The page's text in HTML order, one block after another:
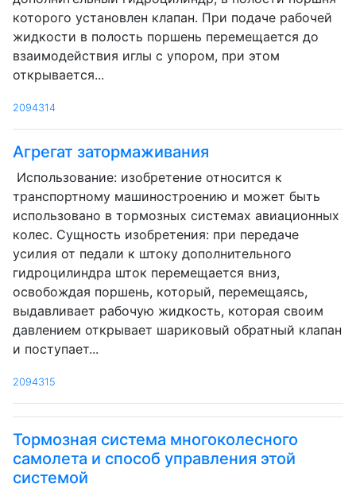
которого установлен клапан. При подаче рабочей
жидкости в полость поршень перемещается до
взаимодействия иглы с упором, при этом
открывается...
2094314
Агрегат затормаживания
Использование: изобретение относится к
транспортному машиностроению и может быть
использовано в тормозных системах авиационных
колес. Сущность изобретения: при передаче
усилия от педали к штоку дополнительного
гидроцилиндра шток перемещается вниз,
освобождая поршень, который, перемещаясь,
выдавливает рабочую жидкость, которая своим
давлением открывает шариковый обратный клапан
и поступает...
2094315
Тормозная система многоколесного
самолета и способ управления этой
системой